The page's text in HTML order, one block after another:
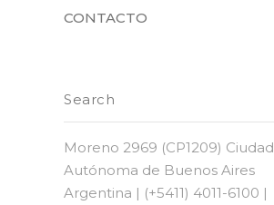
CONTACTO
Moreno 2969 (CP1209) Ciudad
Autónoma de Buenos Aires
Argentina | (+5411) 4011-6100 |